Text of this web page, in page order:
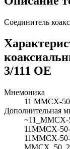
Соединитель
3/111 OE
Мнемоника
11 MMCX-
Дополнительная
~11_MMCX-
11MMCX-
11MMCX-